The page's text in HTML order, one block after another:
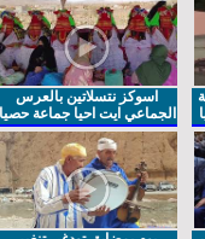
اسوكز نتسلاتين بالعرس
الجماعي ايت احيا جماعة حصيا